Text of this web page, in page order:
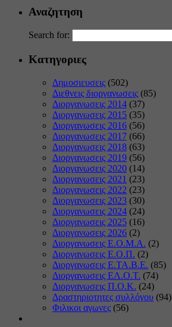
Αναζητηση
Search for:
Κατηγοριες
Δημοσιευσεις (502)
Διεθνεις διοργανωσεις (85)
Διοργανωσεις 2014 (37)
Διοργανωσεις 2015 (35)
Διοργανωσεις 2016 (56)
Διοργανωσεις 2017 (66)
Διοργανωσεις 2018 (63)
Διοργανωσεις 2019 (56)
Διοργανωσεις 2020 (14)
Διοργανωσεις 2021 (23)
Διοργανωσεις 2022 (23)
Διοργανωσεις 2023 (30)
Διοργανωσεις 2024 (24)
Διοργανωσεις 2025 (16)
Διοργανωσεις 2026 (2)
Διοργανωσεις Ε.Ο.Μ.Α. (2)
Διοργανωσεις Ε.Ο.Π. (2)
Διοργανωσεις Ε.ΤΑ.Β.Ε. (85)
Διοργανωσεις ΕΛ.Ο.Τ. (74)
Διοργανωσεις Π.Ο.Κ. (24)
Δραστηριοτητες συλλόγου (94)
Φιλικοι αγωνες (56)